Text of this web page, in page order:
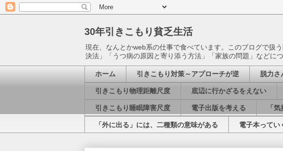
30年引きこもり貧乏生活
現在、なんとかweb系の仕事で食べています。このブログで扱
決法」「うつ病の原因と寄り添う方法」「家族の問題」などにつ
ホーム 引きこもり対策～アプローチが逆 脱力さ
引きこもり物理距離尺度 底辺に行かざるをえない
引きこもり睡眠障害尺度 電子出版を考える 「
「外に出る」には、二種類の意味がある 電子本ってい